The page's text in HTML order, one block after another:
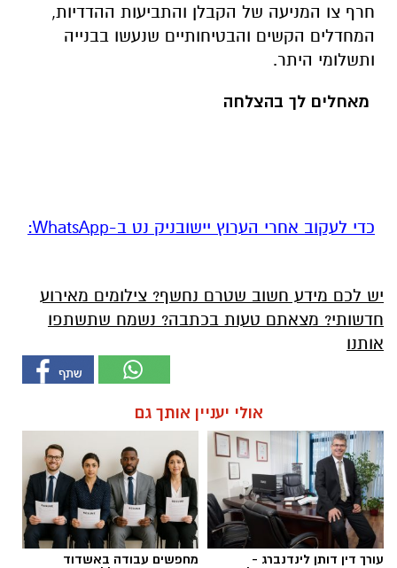
חרף צו המניעה של הקבלן והתביעות ההדדיות,
המחדלים הקשים והבטיחותיים שנעשו בבנייה
ותשלומי היתר.
מאחלים לך בהצלחה
‏כדי לעקוב אחרי הערוץ יישובניק נט ב-WhatsApp:‏‏‏
יש לכם מידע חשוב שטרם נחשף? צילומים מאירוע
חדשותי? מצאתם טעות בכתבה? נשמח שתשתפו
אותנו
אולי יעניין אותך גם
עורך דין דותן לינדנברג - מחפשים עבודה באשדוד